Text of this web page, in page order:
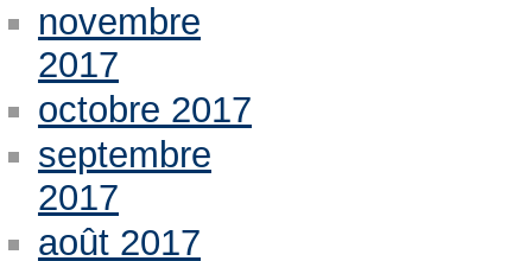
novembre
2017
octobre 2017
septembre
2017
août 2017